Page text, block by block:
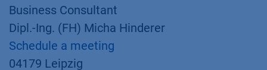
Business Consultant
Dipl.-Ing. (FH) Micha Hinderer
Schedule a meeting
04179 Leipzig